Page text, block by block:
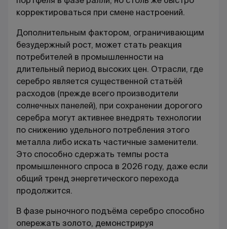
корректироваться при смене настроений.
Дополнительным фактором, ограничивающим
безудержный рост, может стать реакция
потребителей в промышленности на
длительный период высоких цен. Отрасли, где
серебро является существенной статьёй
расходов (прежде всего производители
солнечных панелей), при сохранении дорогого
серебра могут активнее внедрять технологии
по снижению удельного потребления этого
металла либо искать частичные заменители.
Это способно сдержать темпы роста
промышленного спроса в 2026 году, даже если
общий тренд энергетического перехода
продолжится.
В фазе рыночного подъёма серебро способно
опережать золото, демонстрируя